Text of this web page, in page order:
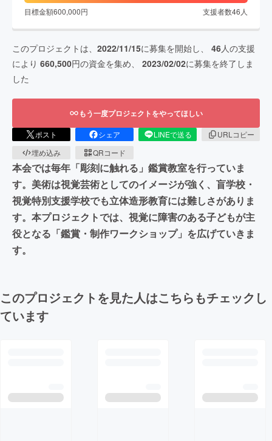
目標金額600,000円 支援者数46 人
このプロジェクトは、 2022/11/15に募集を開始し、 46人の支援
により 660,500円の資金を集め、 2023/02/02に募集を終了しま
した
もう一度プロジェクトをやってほしい
ポスト シェア LINEで送る
URLコピー
埋め込み
QRコード
本会では毎年「彫刻に触れる」鑑賞教室を行っていま
す。美術は視覚芸術としてのイメージが強く、盲学校・
視覚特別支援学校でも立体造形教育には難しさがありま
す。本プロジェクトでは、視覚に障害のある子どもが主
役となる「鑑賞・制作ワークショップ」を広げていきま
す。
このプロジェクトを見た人はこちらもチェックし
ています